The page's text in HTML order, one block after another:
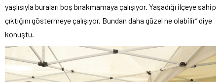
yaşlısıyla buraları boş bırakmamaya çalışıyor. Yaşadığı ilçeye sahip
çıktığını göstermeye çalışıyor. Bundan daha güzel ne olabilir” diye
konuştu.